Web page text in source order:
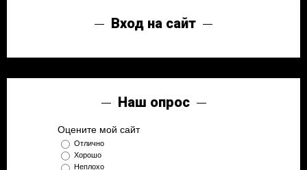
Вход на сайт
Наш опрос
Оцените мой сайт
Отлично
Хорошо
Неплохо